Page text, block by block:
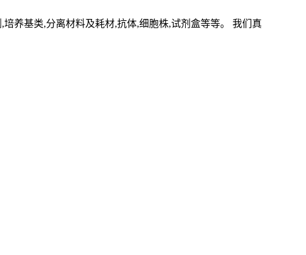
,培养基类,分离材料及耗材,抗体,细胞株,试剂盒等等。 我们真